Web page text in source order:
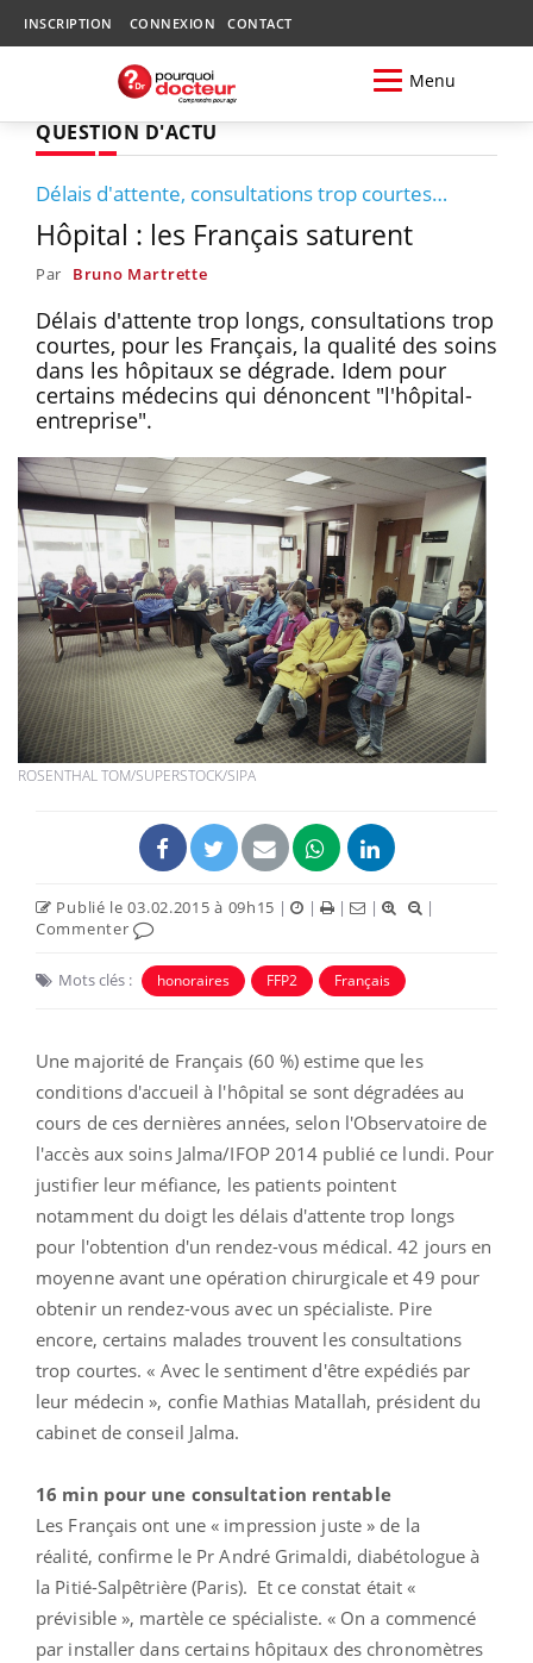
INSCRIPTION CONNEXION CONTACT
Menu
QUESTION D'ACTU
Délais d'attente, consultations trop courtes…
Hôpital : les Français saturent
Par Bruno Martrette
Délais d'attente trop longs, consultations trop
courtes, pour les Français, la qualité des soins
dans les hôpitaux se dégrade. Idem pour
certains médecins qui dénoncent "l'hôpital-
entreprise".
ROSENTHAL TOM/SUPERSTOCK/SIPA
Publié le 03.02.2015 à 09h15 | | | |
|
Commenter
Mots clés : honoraires FFP2 Français
Une majorité de Français (60 %) estime que les
conditions d'accueil à l'hôpital se sont dégradées au
cours de ces dernières années, selon l'Observatoire de
l'accès aux soins Jalma/IFOP 2014 publié ce lundi. Pour
justifier leur méfiance, les patients pointent
notamment du doigt les délais d'attente trop longs
pour l'obtention d'un rendez-vous médical. 42 jours en
moyenne avant une opération chirurgicale et 49 pour
obtenir un rendez-vous avec un spécialiste. Pire
encore, certains malades trouvent les consultations
trop courtes. « Avec le sentiment d'être expédiés par
leur médecin », confie Mathias Matallah, président du
cabinet de conseil Jalma.
16 min pour une consultation rentable
Les Français ont une « impression juste » de la
réalité, confirme le Pr André Grimaldi, diabétologue à
la Pitié-Salpêtrière (Paris). Et ce constat était «
prévisible », martèle ce spécialiste. « On a commencé
par installer dans certains hôpitaux des chronomètres